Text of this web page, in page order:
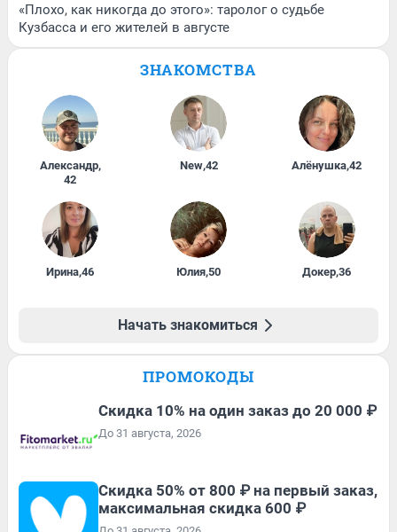
«Плохо, как никогда до этого»: таролог о судьбе
Кузбасса и его жителей в августе
ЗНАКОМСТВА
Александр,
42
New,42 Алёнушка,42
Ирина,46 Юлия,50 Докер,36
Начать знакомиться
ПРОМОКОДЫ
Скидка 10% на один заказ до 20 000 ₽
До 31 августа, 2026
Скидка 50% от 800 ₽ на первый заказ,
максимальная скидка 600 ₽